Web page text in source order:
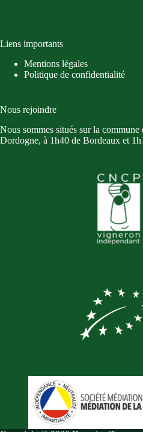
Liens importants
Mentions légales
Politique de confidentialité
Nous rejoindre
Nous sommes situés sur la commune
Dordogne, à 1h40 de Bordeaux et